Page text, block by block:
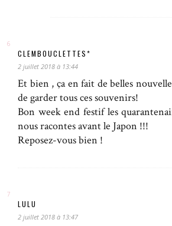
CLEMBOUCLETTES*
2 juillet 2018 à 13:44
Et bien , ça en fait de belles
de garder tous ces souvenirs!
Bon week end festif les
nous racontes avant le Japon !!!
Reposez-vous bien !
LULU
2 juillet 2018 à 13:47